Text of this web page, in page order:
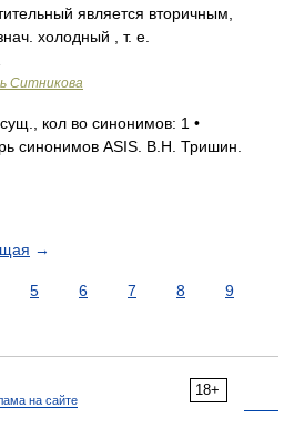
является вторичным,
холодный , т. е.
Ситникова
кол во синонимов: 1 •
синонимов ASIS. В.Н. Тришин.
→
5 6 7 8
9
18+
на сайте